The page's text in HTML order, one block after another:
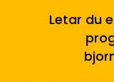
Letar du